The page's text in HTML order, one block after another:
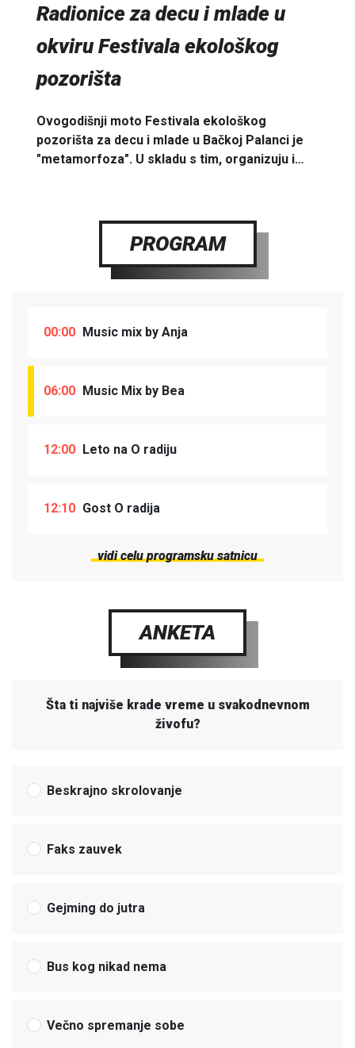
Radionice za decu i mlade u
okviru Festivala ekološkog
pozorišta
Ovogodišnji moto Festivala ekološkog
pozorišta za decu i mlade u Bačkoj Palanci je
"metamorfoza". U skladu s tim, organizuju i…
PROGRAM
00:00 Music mix by Anja
06:00 Music Mix by Bea
12:00 Leto na O radiju
12:10 Gost O radija
vidi celu programsku satnicu
ANKETA
Šta ti najviše krade vreme u svakodnevnom
živofu?
Beskrajno skrolovanje
Faks zauvek
Gejming do jutra
Bus kog nikad nema
Večno spremanje sobe